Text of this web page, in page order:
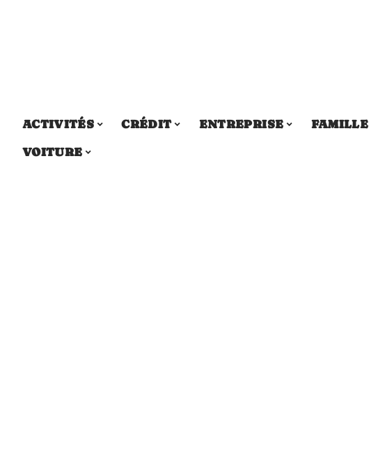
ACTIVITÉS CRÉDIT ENTREPRISE FAMILLE
VOITURE